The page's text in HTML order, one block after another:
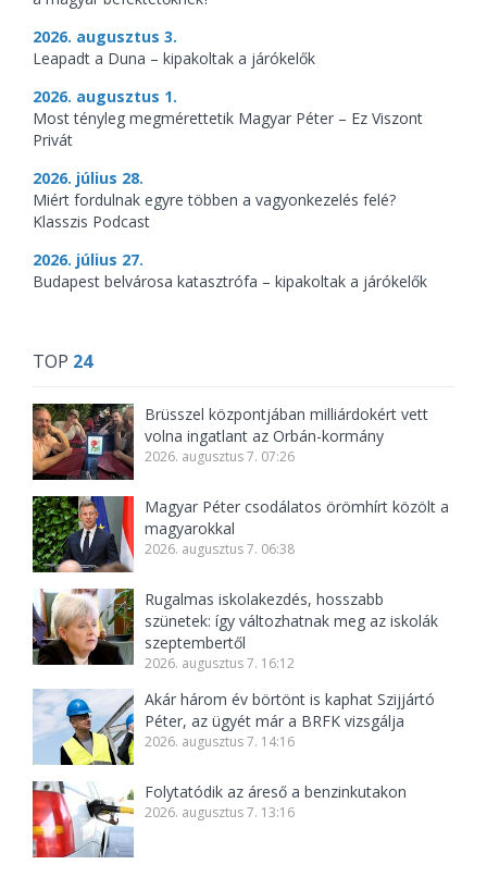
2026. augusztus 3.
Leapadt a Duna – kipakoltak a járókelők
2026. augusztus 1.
Most tényleg megmérettetik Magyar Péter – Ez Viszont
Privát
2026. július 28.
Miért fordulnak egyre többen a vagyonkezelés felé?
Klasszis Podcast
2026. július 27.
Budapest belvárosa katasztrófa – kipakoltak a járókelők
TOP 24
Brüsszel központjában milliárdokért vett
volna ingatlant az Orbán-kormány
2026. augusztus 7. 07:26
Magyar Péter csodálatos örömhírt közölt a
magyarokkal
2026. augusztus 7. 06:38
Rugalmas iskolakezdés, hosszabb
szünetek: így változhatnak meg az iskolák
szeptembertől
2026. augusztus 7. 16:12
Akár három év börtönt is kaphat Szijjártó
Péter, az ügyét már a BRFK vizsgálja
2026. augusztus 7. 14:16
Folytatódik az áreső a benzinkutakon
2026. augusztus 7. 13:16